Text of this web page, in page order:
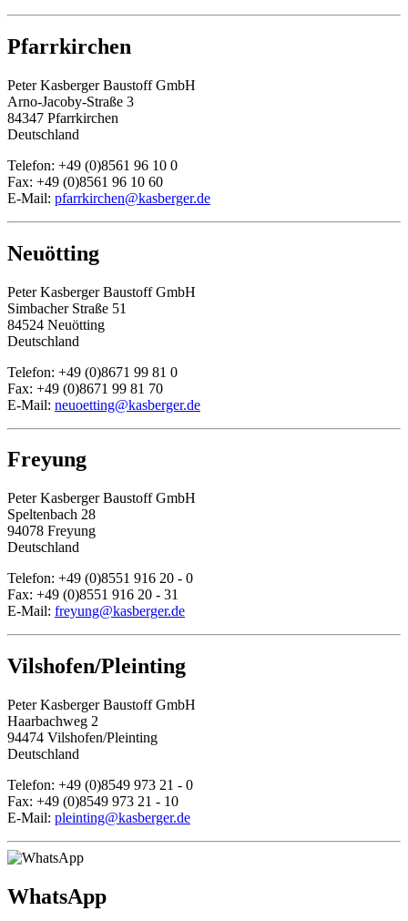
Pfarrkirchen
Peter Kasberger Baustoff GmbH
Arno-Jacoby-Straße 3
84347 Pfarrkirchen
Deutschland
Telefon: +49 (0)8561 96 10 0
Fax: +49 (0)8561 96 10 60
E-Mail: pfarrkirchen@kasberger.de
Neuötting
Peter Kasberger Baustoff GmbH
Simbacher Straße 51
84524 Neuötting
Deutschland
Telefon: +49 (0)8671 99 81 0
Fax: +49 (0)8671 99 81 70
E-Mail: neuoetting@kasberger.de
Freyung
Peter Kasberger Baustoff GmbH
Speltenbach 28
94078 Freyung
Deutschland
Telefon: +49 (0)8551 916 20 - 0
Fax: +49 (0)8551 916 20 - 31
E-Mail: freyung@kasberger.de
Vilshofen/Pleinting
Peter Kasberger Baustoff GmbH
Haarbachweg 2
94474 Vilshofen/Pleinting
Deutschland
Telefon: +49 (0)8549 973 21 - 0
Fax: +49 (0)8549 973 21 - 10
E-Mail: pleinting@kasberger.de
WhatsApp